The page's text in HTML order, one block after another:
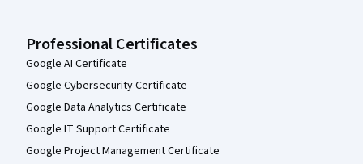
Professional Certificates
Google AI Certificate
Google Cybersecurity Certificate
Google Data Analytics Certificate
Google IT Support Certificate
Google Project Management Certificate